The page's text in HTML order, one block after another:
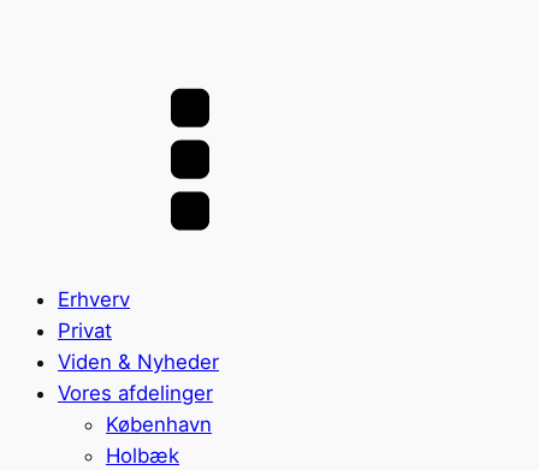
Erhverv
Privat
Viden & Nyheder
Vores afdelinger
København
Holbæk